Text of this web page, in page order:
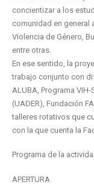
concientizar a los
comunidad en general
Violencia de Género,
entre otras.
En ese sentido, la
trabajo conjunto con
ALUBA, Programa
(UADER), Fundación
talleres rotativos que
con la que cuenta la
Programa de la
APERTURA